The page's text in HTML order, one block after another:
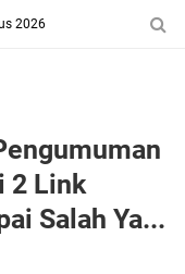
2026
2 Link
Salah Ya...